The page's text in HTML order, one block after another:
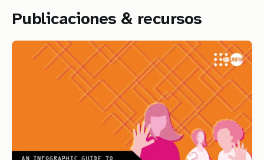
Publicaciones & recursos